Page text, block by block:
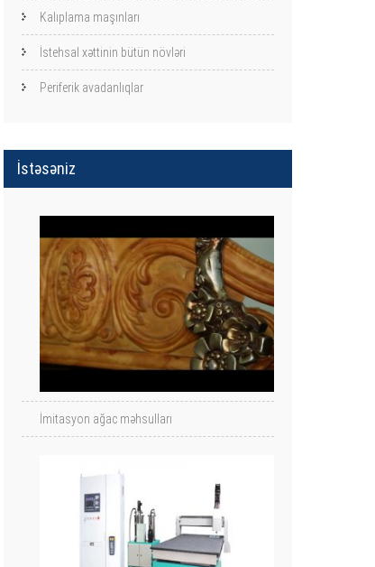
Kalıplama maşınları
İstehsal xəttinin bütün növləri
Periferik avadanlıqlar
İstəsəniz
İmitasyon ağac məhsulları